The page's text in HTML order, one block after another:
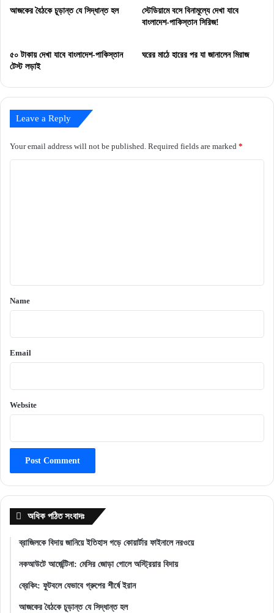
আজকের বৈঠকে চূড়ান্ত যে সিদ্ধান্ত হল
স্টেডিয়ামে বসে বিনামূল্যে দেখা যাবে
বাংলাদেশ-পাকিস্তান সিরিজ!
৫০ টাকায় দেখা যাবে বাংলাদেশ-পাকিস্তান
টেস্ট লড়াই
ঘরের মাঠে হারের পর যা জানালেন মিরাজ
Leave a Reply
Your email address will not be published. Required fields are marked *
*
Name
Email
Website
অধিক পঠিত সংবাদঃ
ব্রাজিলকে বিদায় জানিয়ে ইতিহাস গড়ে কোয়ার্টার ফাইনালে নরওয়ে
নকআউটে আর্জেন্টিনা: মেসির জোড়া গোলে অস্ট্রিয়ার বিদায়
ব্রেকিং: ফুটবলে যেভাবে গ্রুপের শীর্ষে ইরান
আজকের বৈঠকে চূড়ান্ত যে সিদ্ধান্ত হল